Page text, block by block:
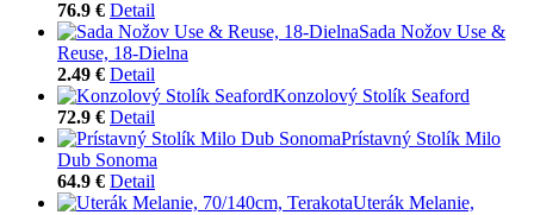
76.9 € Detail
Sada Nožov Use &
Reuse, 18-Dielna
2.49 € Detail
Konzolový Stolík Seaford
72.9 € Detail
Prístavný Stolík Milo
Dub Sonoma
64.9 € Detail
Uterák Melanie,